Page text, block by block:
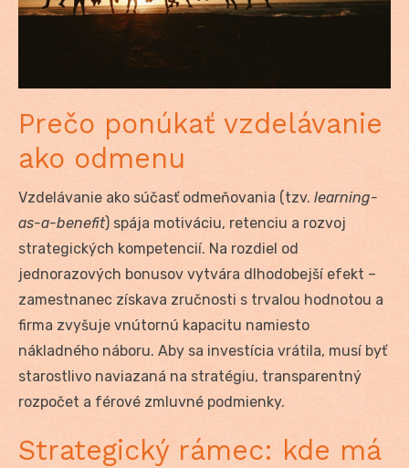
Prečo ponúkať vzdelávanie
ako odmenu
Vzdelávanie ako súčasť odmeňovania (tzv. learning-
as-a-benefit) spája motiváciu, retenciu a rozvoj
strategických kompetencií. Na rozdiel od
jednorazových bonusov vytvára dlhodobejší efekt –
zamestnanec získava zručnosti s trvalou hodnotou a
firma zvyšuje vnútornú kapacitu namiesto
nákladného náboru. Aby sa investícia vrátila, musí byť
starostlivo naviazaná na stratégiu, transparentný
rozpočet a férové zmluvné podmienky.
Strategický rámec: kde má